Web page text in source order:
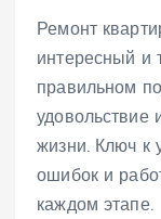
Ремонт
интересный и
правильном
удовольствие
жизни. Ключ к
ошибок и
каждом этапе.